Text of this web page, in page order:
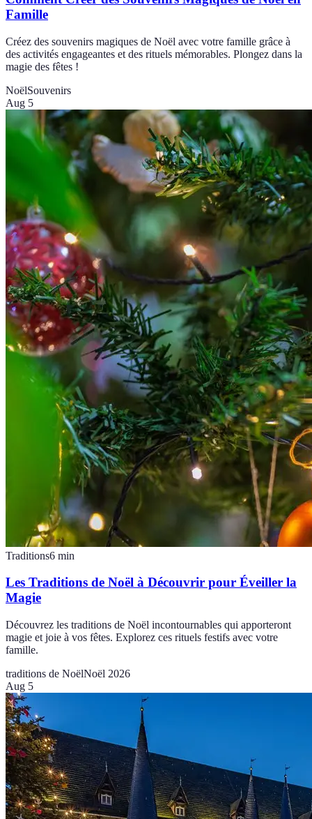
Famille
Créez des souvenirs magiques de Noël avec votre famille grâce à
des activités engageantes et des rituels mémorables. Plongez dans la
magie des fêtes !
NoëlSouvenirs
Aug 5
Traditions6 min
Les Traditions de Noël à Découvrir pour Éveiller la
Magie
Découvrez les traditions de Noël incontournables qui apporteront
magie et joie à vos fêtes. Explorez ces rituels festifs avec votre
famille.
traditions de NoëlNoël 2026
Aug 5